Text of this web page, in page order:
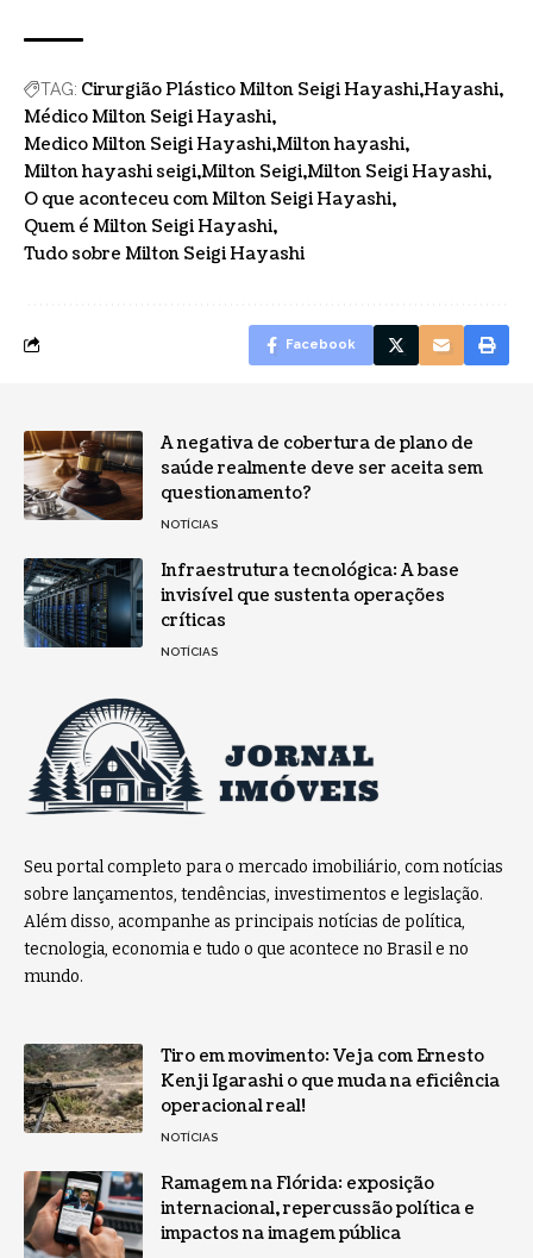
TAG: Cirurgião Plástico Milton Seigi Hayashi Hayashi
Médico Milton Seigi Hayashi
Medico Milton Seigi Hayashi Milton hayashi
Milton hayashi seigi Milton Seigi Milton Seigi Hayashi
O que aconteceu com Milton Seigi Hayashi
Quem é Milton Seigi Hayashi
Tudo sobre Milton Seigi Hayashi
Facebook
A negativa de cobertura de plano de
saúde realmente deve ser aceita sem
questionamento?
NOTÍCIAS
Infraestrutura tecnológica: A base
invisível que sustenta operações
críticas
NOTÍCIAS
Seu portal completo para o mercado imobiliário, com notícias
sobre lançamentos, tendências, investimentos e legislação.
Além disso, acompanhe as principais notícias de política,
tecnologia, economia e tudo o que acontece no Brasil e no
mundo.
Tiro em movimento: Veja com Ernesto
Kenji Igarashi o que muda na eficiência
operacional real!
NOTÍCIAS
Ramagem na Flórida: exposição
internacional, repercussão política e
impactos na imagem pública